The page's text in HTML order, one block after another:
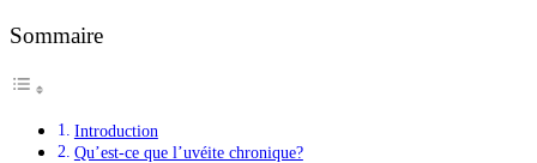
Sommaire
Introduction
Qu’est-ce que l’uvéite chronique?